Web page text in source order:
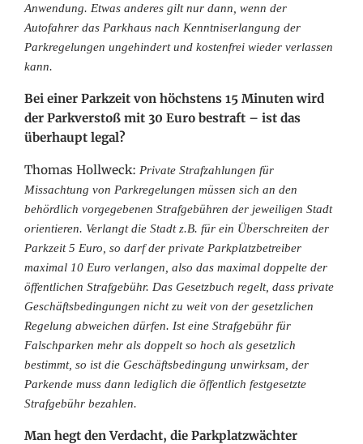
Anwendung. Etwas anderes gilt nur dann, wenn der
Autofahrer das Parkhaus nach Kenntniserlangung der
Parkregelungen ungehindert und kostenfrei wieder verlassen
kann.
Bei einer Parkzeit von höchstens 15 Minuten wird
der Parkverstoß mit 30 Euro bestraft – ist das
überhaupt legal?
Thomas Hollweck:Private Strafzahlungen für
Missachtung von Parkregelungen müssen sich an den
behördlich vorgegebenen Strafgebühren der jeweiligen Stadt
orientieren. Verlangt die Stadt z.B. für ein Überschreiten der
Parkzeit 5 Euro, so darf der private Parkplatzbetreiber
maximal 10 Euro verlangen, also das maximal doppelte der
öffentlichen Strafgebühr. Das Gesetzbuch regelt, dass private
Geschäftsbedingungen nicht zu weit von der gesetzlichen
Regelung abweichen dürfen. Ist eine Strafgebühr für
Falschparken mehr als doppelt so hoch als gesetzlich
bestimmt, so ist die Geschäftsbedingung unwirksam, der
Parkende muss dann lediglich die öffentlich festgesetzte
Strafgebühr bezahlen.
Man hegt den Verdacht, die Parkplatzwächter